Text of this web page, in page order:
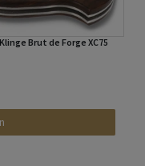
Brut de Forge XC75